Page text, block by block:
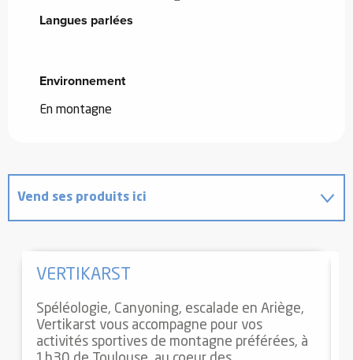
Langues parlées
Langues parlées
Environnement
Environnement
En montagne
Vend ses produits ici
VERTIKARST
Spéléologie, Canyoning, escalade en Ariège,
Vertikarst vous accompagne pour vos
activités sportives de montagne préférées, à